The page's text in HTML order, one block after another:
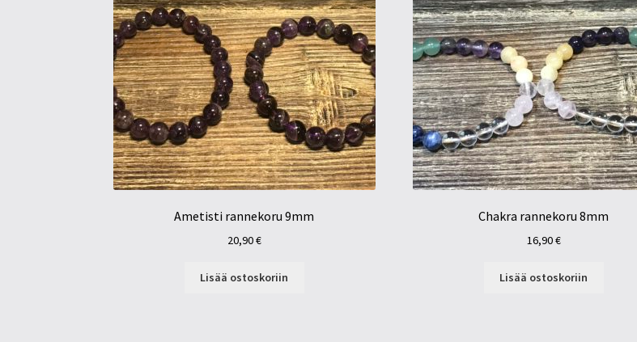
Ametisti rannekoru 9mm
20,90€
Lisää ostoskoriin
Chakra rannekoru 8mm
16,90€
Lisää ostoskoriin